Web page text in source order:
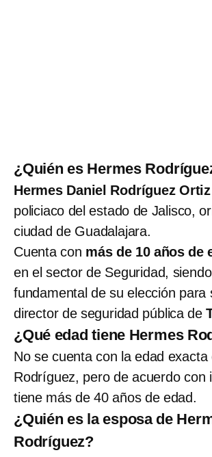
¿Quién es Hermes
Hermes Daniel Rodríguez Ortiz
policiaco del estado de Jalisco,
ciudad de Guadalajara.
Cuenta con más de 10 años de
en el sector de Seguridad,
fundamental de su elección para
director de seguridad pública de
¿Qué edad tiene Hermes
No se cuenta con la edad
Rodríguez, pero de acuerdo con
tiene más de 40 años de edad.
¿Quién es la esposa de
Rodríguez?